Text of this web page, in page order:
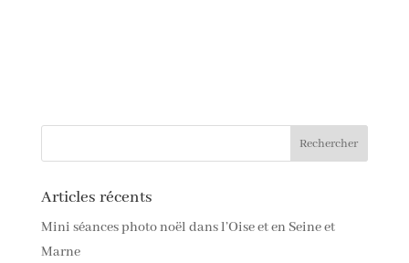
Articles récents
Mini séances photo noël dans l’Oise et en Seine et
Marne